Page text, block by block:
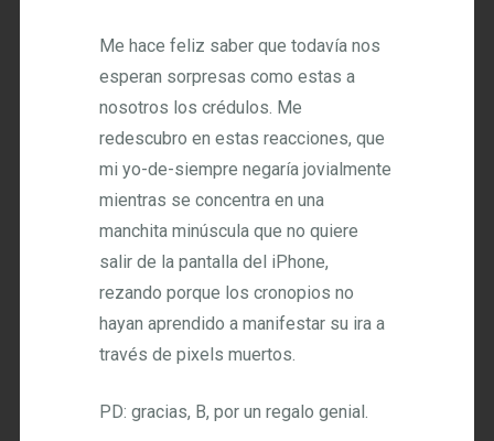
Me hace feliz saber que todavía nos
esperan sorpresas como estas a
nosotros los crédulos. Me
redescubro en estas reacciones, que
mi yo-de-siempre negaría jovialmente
mientras se concentra en una
manchita minúscula que no quiere
salir de la pantalla del iPhone,
rezando porque los cronopios no
hayan aprendido a manifestar su ira a
través de pixels muertos.
PD: gracias, B, por un regalo genial.